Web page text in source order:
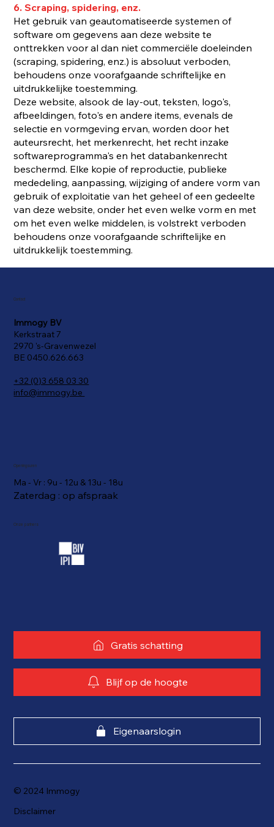
6. Scraping, spidering, enz.
Het gebruik van geautomatiseerde systemen of
software om gegevens aan deze website te
onttrekken voor al dan niet commerciële doeleinden
(scraping, spidering, enz.) is absoluut verboden,
behoudens onze voorafgaande schriftelijke en
uitdrukkelijke toestemming.
Deze website, alsook de lay-out, teksten, logo's,
afbeeldingen, foto's en andere items, evenals de
selectie en vormgeving ervan, worden door het
auteursrecht, het merkenrecht, het recht inzake
softwareprogramma's en het databankenrecht
beschermd. Elke kopie of reproductie, publieke
mededeling, aanpassing, wijziging of andere vorm van
gebruik of exploitatie van het geheel of een gedeelte
van deze website, onder het even welke vorm en met
om het even welke middelen, is volstrekt verboden
behoudens onze voorafgaande schriftelijke en
uitdrukkelijk toestemming.
Contact
Immogy BV
Kerkstraat 7
2970 's-Gravenwezel
BE 0450.626.663
+32 (0)3 658 03 30
info@immogy.be
Onze partners
Ma - Vr : 9u - 12u & 13u - 18u
Zaterdag : op afspraak
Openingsuren
Gratis schatting
Blijf op de hoogte
Eigenaarslogin
Disclaimer
© 2024 Immogy